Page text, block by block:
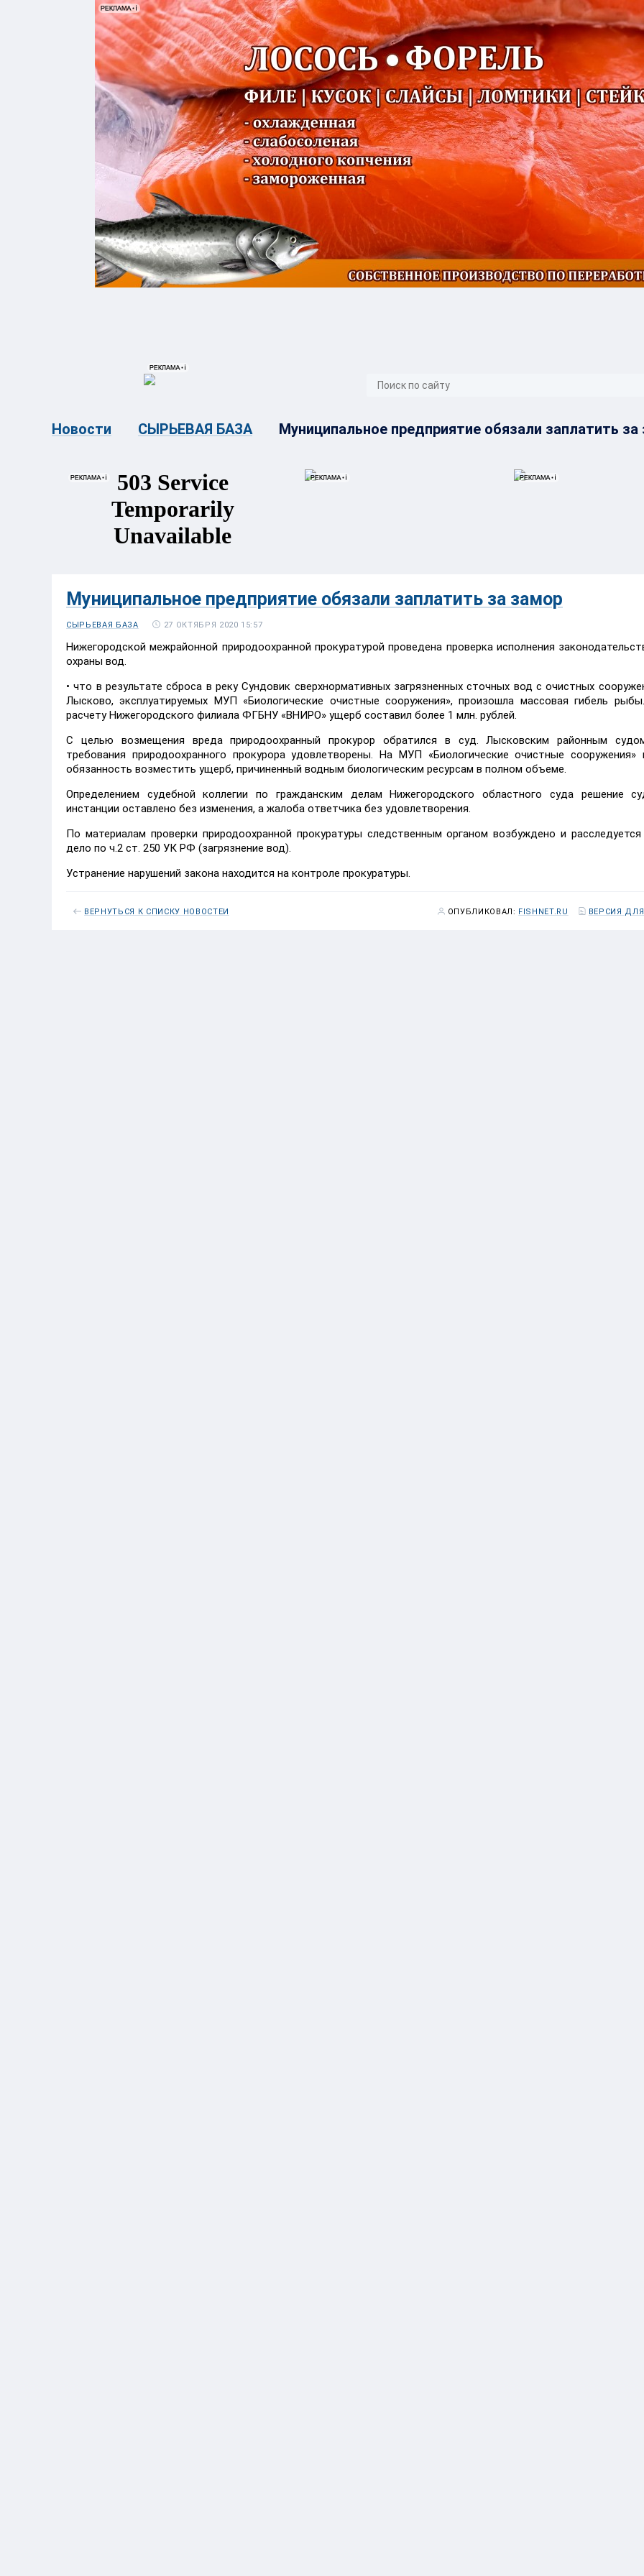
Новости СЫРЬЕВАЯ БАЗА Муниципальное предприятие обязали заплатить за
Муниципальное предприятие обязали заплатить за замор
СЫРЬЕВАЯ БАЗА 27 ОКТЯБРЯ 2020 15:57
Нижегородской межрайонной природоохранной прокуратурой проведена проверка исполнения
охраны вод.
• что в результате сброса в реку Сундовик сверхнормативных загрязненных сточных вод с очистных
Лысково, эксплуатируемых МУП «Биологические очистные сооружения», произошла массовая гибель
расчету Нижегородского филиала ФГБНУ «ВНИРО» ущерб составил более 1 млн. рублей.
С целью возмещения вреда природоохранный прокурор обратился в суд. Лысковским районным
требования природоохранного прокурора удовлетворены. На МУП «Биологические очистные сооружения»
обязанность возместить ущерб, причиненный водным биологическим ресурсам в полном объеме.
Определением судебной коллегии по гражданским делам Нижегородского областного суда решение
инстанции оставлено без изменения, а жалоба ответчика без удовлетворения.
По материалам проверки природоохранной прокуратуры следственным органом возбуждено и расследуется
дело по ч.2 ст. 250 УК РФ (загрязнение вод).
Устранение нарушений закона находится на контроле прокуратуры.
ВЕРНУТЬСЯ К СПИСКУ НОВОСТЕЙ ОПУБЛИКОВАЛ: FISHNET.RU ВЕРСИЯ